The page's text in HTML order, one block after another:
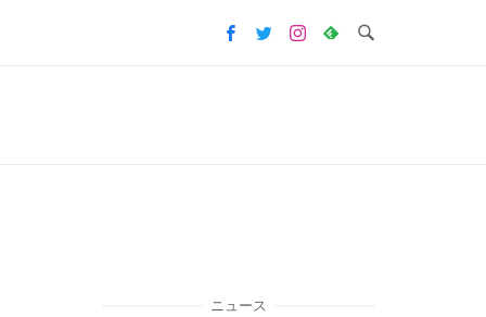
ニュース